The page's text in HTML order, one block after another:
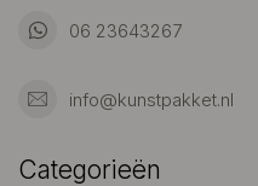
06 23643267
info@kunstpakket.nl
Categorieën